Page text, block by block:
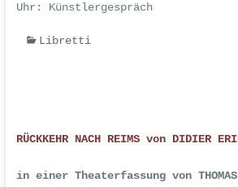
Uhr: Künstlergespräch
Libretti
RÜCKKEHR NACH REIMS von DIDIER
in einer Theaterfassung von THOMAS